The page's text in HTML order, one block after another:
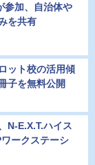
参加、自治体や
を共有
ット校の活用傾
子を無料公開
N-E.X.T.ハイス
ークステーシ